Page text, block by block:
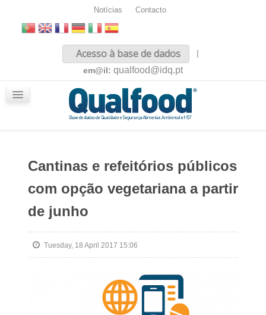
Notícias Contacto
Acesso à base de dados
|
em@il: qualfood@idq.pt
Cantinas e refeitórios públicos
com opção vegetariana a partir
de junho
Tuesday, 18 April 2017 15:06